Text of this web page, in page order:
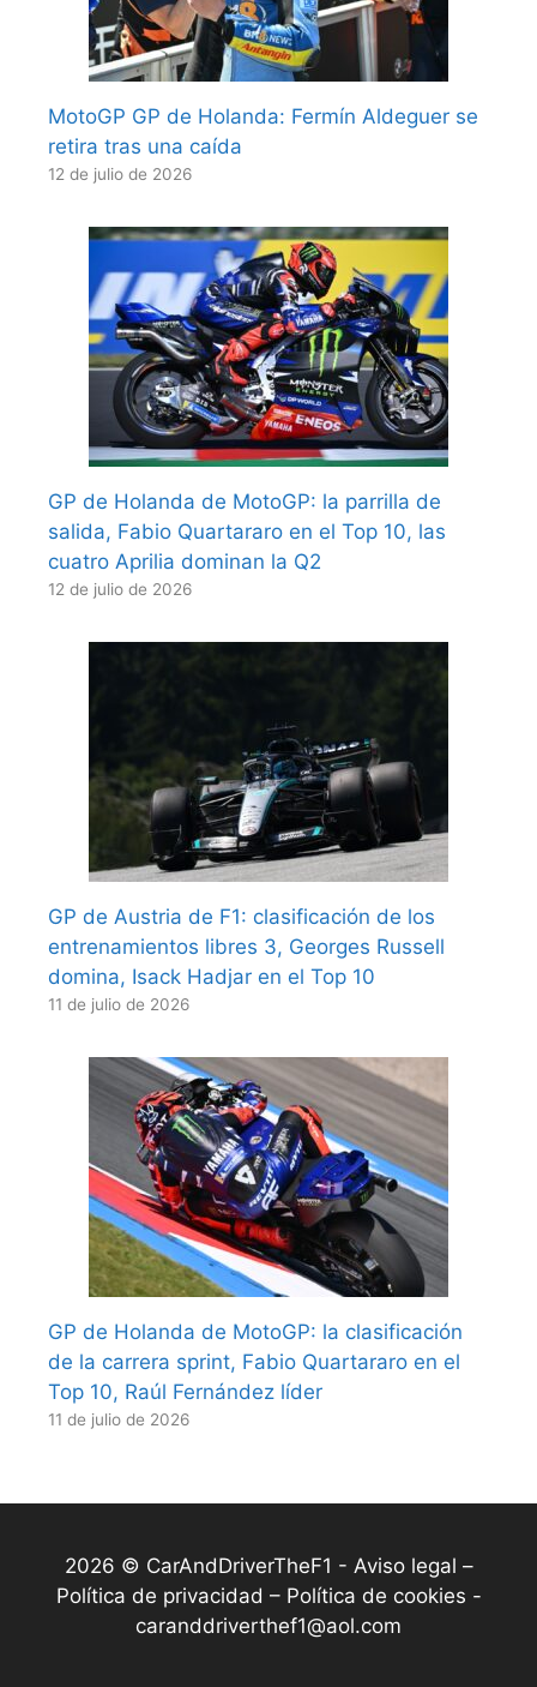
MotoGP GP de Holanda: Fermín Aldeguer se
retira tras una caída
12 de julio de 2026
GP de Holanda de MotoGP: la parrilla de
salida, Fabio Quartararo en el Top 10, las
cuatro Aprilia dominan la Q2
12 de julio de 2026
GP de Austria de F1: clasificación de los
entrenamientos libres 3, Georges Russell
domina, Isack Hadjar en el Top 10
11 de julio de 2026
GP de Holanda de MotoGP: la clasificación
de la carrera sprint, Fabio Quartararo en el
Top 10, Raúl Fernández líder
11 de julio de 2026
2026 © CarAndDriverTheF1 - Aviso legal –
Política de privacidad – Política de cookies -
caranddriverthef1@aol.com